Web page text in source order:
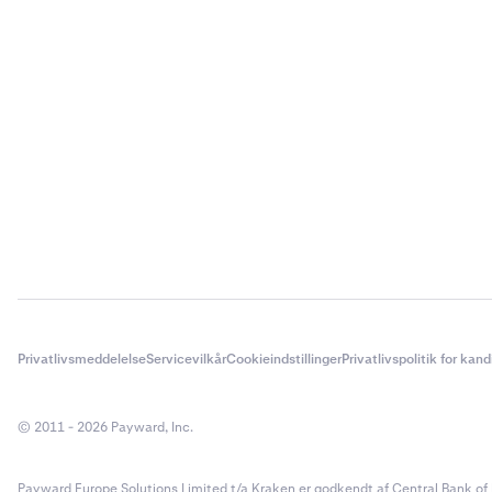
PrivatlivsmeddelelseServicevilkårCookieindstillingerPrivatlivspolitik for
© 2011 - 2026 Payward, Inc.